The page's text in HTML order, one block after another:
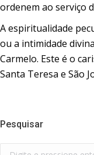
ordenem ao serviço
A espiritualidade
ou a intimidade
Carmelo. Este é o
Santa Teresa e São
Pesquisar